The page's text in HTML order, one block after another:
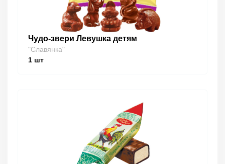
Чудо-звери Левушка детям
"Славянка"
1 шт